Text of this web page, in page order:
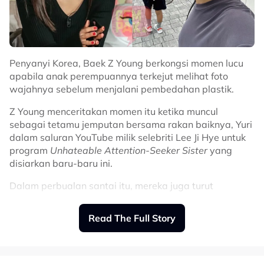
Penyanyi Korea, Baek Z Young berkongsi momen lucu
apabila anak perempuannya terkejut melihat foto
wajahnya sebelum menjalani pembedahan plastik.
Z Young menceritakan momen itu ketika muncul
sebagai tetamu jemputan bersama rakan baiknya, Yuri
dalam saluran YouTube milik selebriti Lee Ji Hye untuk
program Unhateable Attention-Seeker Sisteryang
disiarkan baru-baru ini.
Dalam perbualan santai itu, mereka juga turut
sejak sekian lama.
Read The Full Story